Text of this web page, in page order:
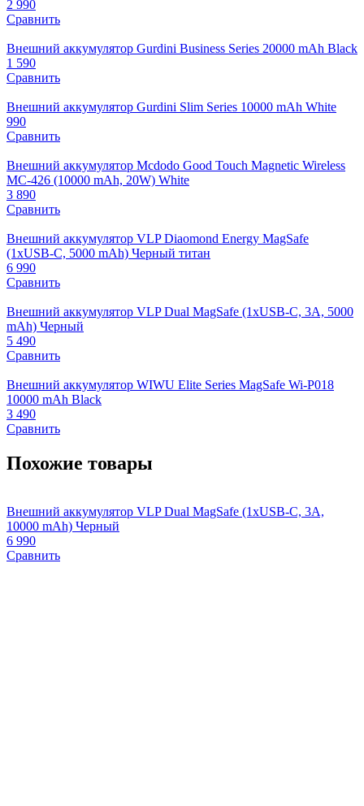
2 990
Сравнить
Внешний аккумулятор Gurdini Business Series 20000 mAh Black
1 590
Сравнить
Внешний аккумулятор Gurdini Slim Series 10000 mAh White
990
Сравнить
Внешний аккумулятор Mcdodo Good Touch Magnetic Wireless
MC-426 (10000 mAh, 20W) White
3 890
Сравнить
Внешний аккумулятор VLP Diaomond Energy MagSafe
(1xUSB-C, 5000 mAh) Черный титан
6 990
Сравнить
Внешний аккумулятор VLP Dual MagSafe (1xUSB-C, 3A, 5000
mAh) Черный
5 490
Сравнить
Внешний аккумулятор WIWU Elite Series MagSafe Wi-P018
10000 mAh Black
3 490
Сравнить
Похожие товары
Внешний аккумулятор VLP Dual MagSafe (1xUSB-C, 3A,
10000 mAh) Черный
6 990
Сравнить